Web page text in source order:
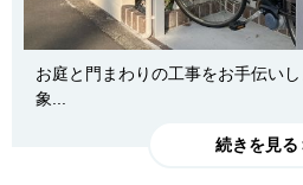
お庭と門まわりの工事をお手伝い
象...
続きを見る